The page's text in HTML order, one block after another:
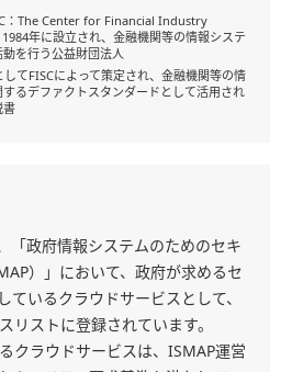
：The Center for Financial Industry
年に設立され、金融機関等の情報システ
を行う公益財団法人
てFISCによって策定され、金融機関等の情
るデファクトスタンダードとして活用され
書
「政府情報システムのためのセキ
）」において、政府が求めるセ
ているクラウドサービスとして、
リストに登録されています。
クラウドサービスは、ISMAP運営